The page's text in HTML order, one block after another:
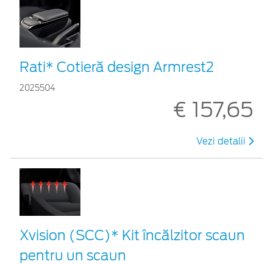
Rati* Cotieră design Armrest2
2025504
€ 157,65
Vezi detalii
Xvision (SCC)* Kit încălzitor scaun
pentru un scaun